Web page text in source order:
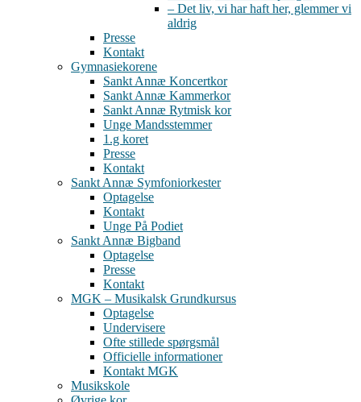
– Det liv, vi har haft her, glemmer vi
aldrig
Presse
Kontakt
Gymnasiekorene
Sankt Annæ Koncertkor
Sankt Annæ Kammerkor
Sankt Annæ Rytmisk kor
Unge Mandsstemmer
1.g koret
Presse
Kontakt
Sankt Annæ Symfoniorkester
Optagelse
Kontakt
Unge På Podiet
Sankt Annæ Bigband
Optagelse
Presse
Kontakt
MGK – Musikalsk Grundkursus
Optagelse
Undervisere
Ofte stillede spørgsmål
Officielle informationer
Kontakt MGK
Musikskole